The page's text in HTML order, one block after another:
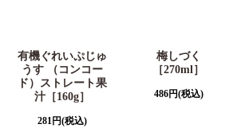
有機ぐれいぷじゅ
うす （コンコー
ド）ストレート果
汁［160g］
281円(税込)
梅しづく
［270ml］
486円(税込)